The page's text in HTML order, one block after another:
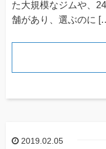
た大規模なジムや、
舗があり、選ぶのに
2019.02.05